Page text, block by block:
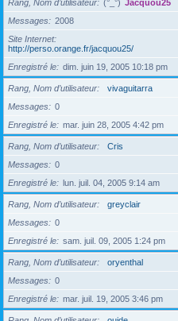
Rang, Nom d’utilisateur (°_°) Jacquou25
Messages
2008
Site Internet
http://perso.orange.fr/jacquou25/
Enregistré le
dim. juin 19, 2005 10:18 pm
Rang, Nom d’utilisateur
vivaguitarra
Messages
0
Enregistré le
mar. juin 28, 2005 4:42 pm
Rang, Nom d’utilisateur
Cris
Messages
0
Enregistré le
lun. juil. 04, 2005 9:14 am
Rang, Nom d’utilisateur
greyclair
Messages
0
Enregistré le
sam. juil. 09, 2005 1:24 pm
Rang, Nom d’utilisateur
oryenthal
Messages
0
Enregistré le
mar. juil. 19, 2005 3:46 pm